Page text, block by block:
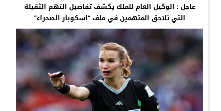
عاجل : الوكيل العام للملك يكشف تفاصيل التهم الثقيلة
التي تلاحق المتهمين في ملف “إسكوبار الصحراء”